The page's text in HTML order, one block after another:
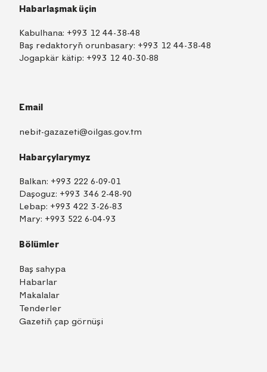
Habarlaşmak üçin
Kabulhana: +993 12 44-38-48
Baş redaktoryň orunbasary: +993 12 44-38-48
Jogapkär kätip: +993 12 40-30-88
Email
nebit-gazazeti@oilgas.gov.tm
Habarçylarymyz
Balkan: +993 222 6-09-01
Daşoguz: +993 346 2-48-90
Lebap: +993 422 3-26-83
Mary: +993 522 6-04-93
Bölümler
Baş sahypa
Habarlar
Makalalar
Tenderler
Gazetiň çap görnüşi